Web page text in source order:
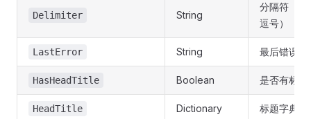
Delimiter String
分隔符（默
逗号）
LastError String 最后错误信
HasHeadTitle Boolean 是否有标题
HeadTitle Dictionary 标题字典